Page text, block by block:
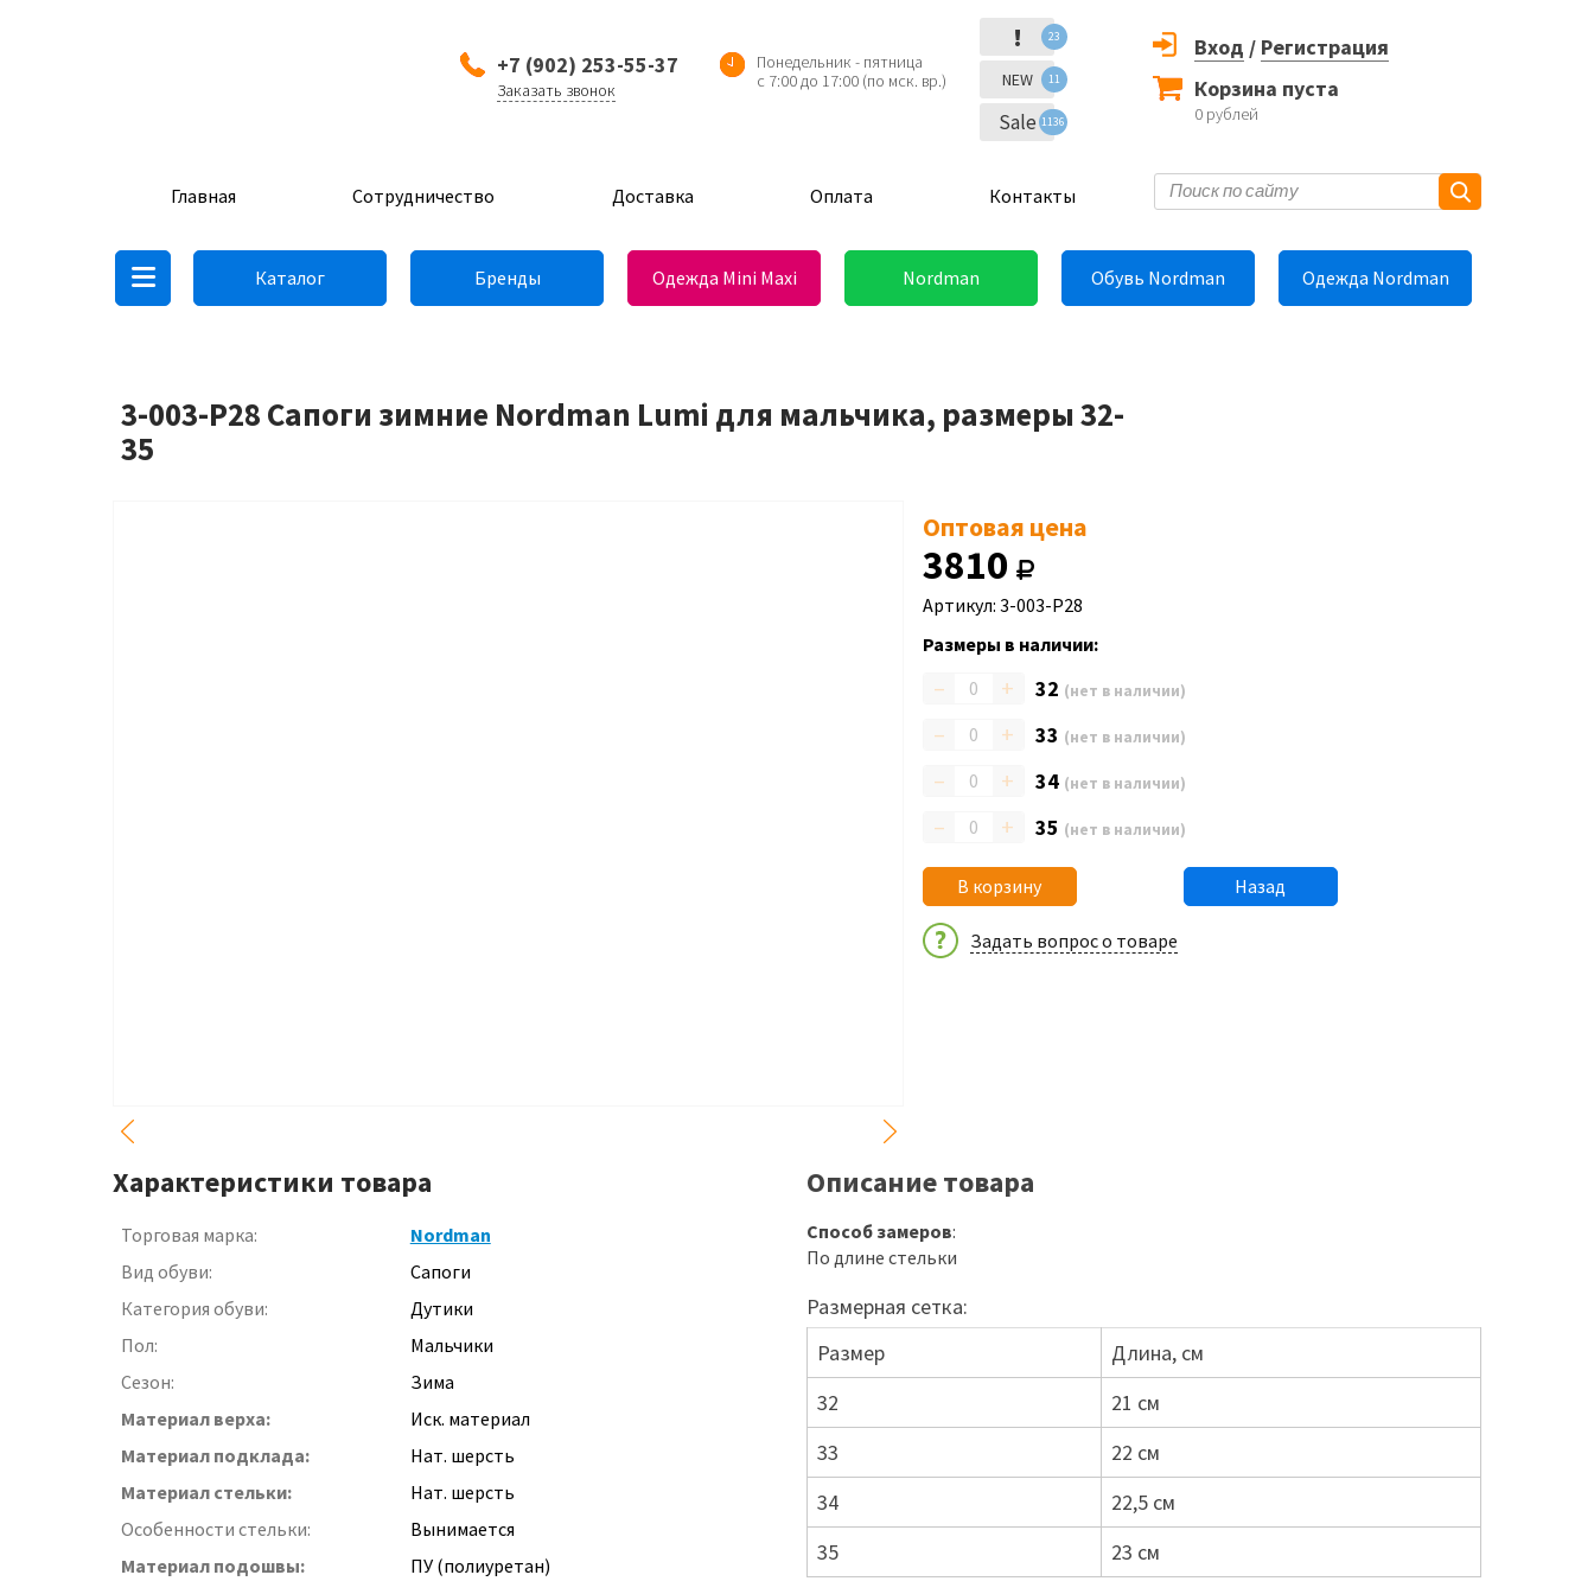
+7 (902) 253-55-37
Заказать звонок
Понедельник - пятница
с 7:00 до 17:00 (по мск. вр.)
! 23
NEW 11
Sale 1136
Вход / Регистрация
Корзина пуста
0 рублей
Главная Сотрудничество Доставка Оплата Контакты
Каталог Бренды Одежда Mini Maxi Nordman Обувь Nordman Одежда Nordman
3-003-P28 Сапоги зимние Nordman Lumi для мальчика, размеры 32-
35
Оптовая цена
3810
Артикул: 3-003-P28
Размеры в наличии:
– + 32 (нет в наличии)
– + 33 (нет в наличии)
– + 34 (нет в наличии)
– + 35 (нет в наличии)
В корзину Назад
Задать вопрос о товаре
Характеристики товара
Торговая марка:
Nordman
Вид обуви:
Сапоги
Категория обуви:
Дутики
Пол:
Мальчики
Сезон:
Зима
Материал верха:
Иск. материал
Материал подклада:
Нат. шерсть
Материал стельки:
Нат. шерсть
Особенности стельки:
Вынимается
Материал подошвы:
ПУ (полиуретан)
Описание товара
Способ замеров:
По длине стельки
Размерная сетка:
Размер
Длина, см
32
21 см
33
22 см
34
22,5 см
35
23 см